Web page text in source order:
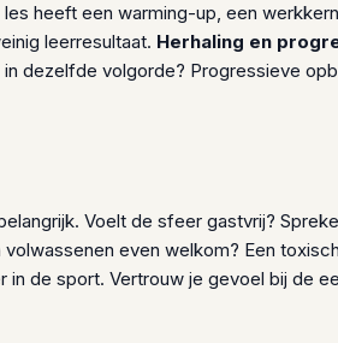
les heeft een warming-up, een
leerresultaat. Herhaling en
dezelfde volgorde? Progressieve
Voelt de sfeer gastvrij?
even welkom? Een
de sport. Vertrouw je gevoel bij de